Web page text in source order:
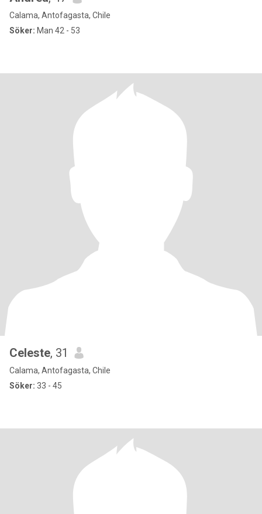
Calama, Antofagasta, Chile
Söker: Man 42 - 53
Celeste, 31
Calama, Antofagasta, Chile
Söker: 33 - 45